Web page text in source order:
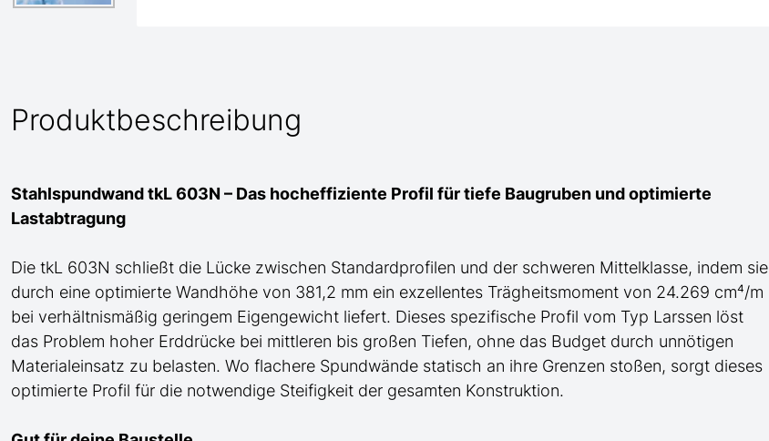
Produktbeschreibung
Stahlspundwand tkL 603N – Das hocheffiziente Profil für tiefe Baugruben und optimierte
Lastabtragung
Die tkL 603N schließt die Lücke zwischen Standardprofilen und der schweren Mittelklasse, indem sie
durch eine optimierte Wandhöhe von 381,2 mm ein exzellentes Trägheitsmoment von 24.269 cm⁴/m
bei verhältnismäßig geringem Eigengewicht liefert. Dieses spezifische Profil vom Typ Larssen löst
das Problem hoher Erddrücke bei mittleren bis großen Tiefen, ohne das Budget durch unnötigen
Materialeinsatz zu belasten. Wo flachere Spundwände statisch an ihre Grenzen stoßen, sorgt dieses
optimierte Profil für die notwendige Steifigkeit der gesamten Konstruktion.